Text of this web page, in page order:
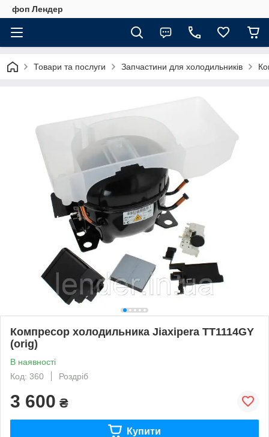
фоп Лендер
Товари та послуги Запчастини для холодильників
Компресор холодильника Jiaxipera TT1114GY
(orig)
В наявності
Код: 360
Роздріб
3 600 ₴
Купити